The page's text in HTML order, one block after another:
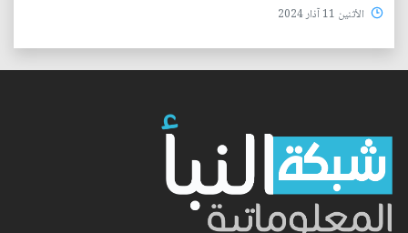
الأثنين 11 آذار 2024